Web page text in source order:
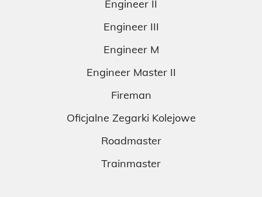
Engineer II
Engineer III
Engineer M
Engineer Master II
Fireman
Oficjalne Zegarki Kolejowe
Roadmaster
Trainmaster